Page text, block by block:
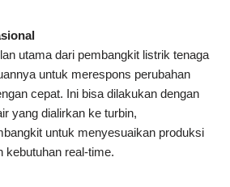
utama dari pembangkit listrik tenaga
untuk merespons perubahan
cepat. Ini bisa dilakukan dengan
yang dialirkan ke turbin,
untuk menyesuaikan produksi
kebutuhan real-time.